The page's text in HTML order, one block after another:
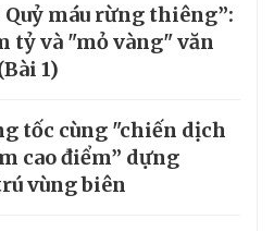
Quỷ máu rừng thiêng”:
tỷ và "mỏ vàng" văn
1)
tốc cùng "chiến dịch
cao điểm” dựng
vùng biên